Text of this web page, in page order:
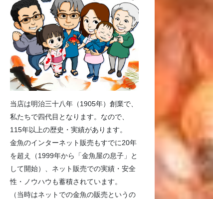
当店は明治三十八年（1905年）創業で、
私たちで四代目となります。なので、
115年以上の歴史・実績があります。
金魚のインターネット販売もすでに20年
を超え（1999年から「金魚屋の息子」と
して開始）、ネット販売での実績・安全
性・ノウハウも蓄積されています。
（当時はネットでの金魚の販売というの